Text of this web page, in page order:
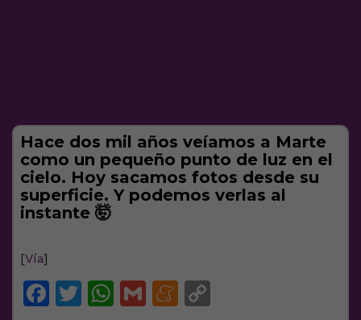
Hace dos mil años veíamos a Marte
como un pequeño punto de luz en el
cielo. Hoy sacamos fotos desde su
superficie. Y podemos verlas al
instante 🤯
[Vía]
Facebook
Twitter
WhatsApp
GmailMeneame